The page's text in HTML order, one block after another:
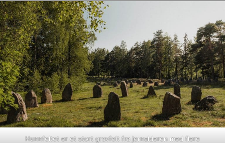
Hunnfeltet er et stort gravfelt fra jernalderen med flere